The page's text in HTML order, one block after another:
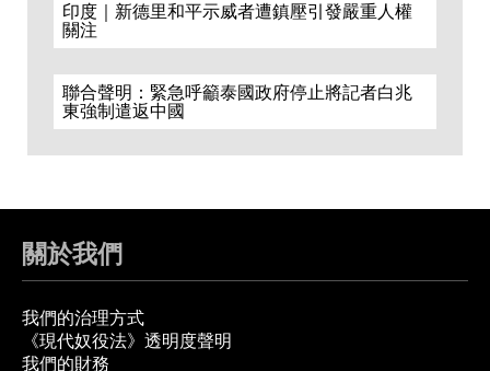
印度｜新德里和平示威者遭鎮壓引發嚴重人權
關注
聯合聲明：緊急呼籲泰國政府停止將記者白兆
東強制遣返中國
關於我們
我們的治理方式
《現代奴役法》透明度聲明
我們的財務